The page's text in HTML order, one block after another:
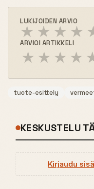
LUKIJOIDEN ARVIO
★ ★ ★ ★
ARVIOI ARTIKKELI
★ ★ ★ ★
tuote-esittely
KESKUSTELU
Kirjaudu